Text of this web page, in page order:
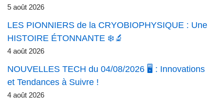
5 août 2026
LES PIONNIERS de la CRYOBIOPHYSIQUE : Une
HISTOIRE ÉTONNANTE ❄️🔬
4 août 2026
NOUVELLES TECH du 04/08/2026 🖥️ : Innovations
et Tendances à Suivre !
4 août 2026